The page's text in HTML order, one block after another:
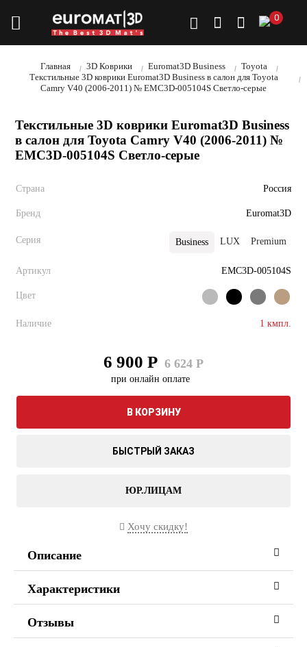
0
Главная 3D Коврики Euromat3D Business
Toyota
Текстильные 3D коврики Euromat3D Business в салон для Toyota
Camry V40 (2006-2011) № EMC3D-005104S Светло-серые
Текстильные 3D коврики Euromat3D Business
в салон для Toyota Camry V40 (2006-2011) №
EMC3D-005104S Светло-серые
Страна Россия
Бренд Euromat3D
Серия Business LUX Premium
Артикул EMC3D-005104S
Цвет
Наличие 1 кмпл.
6 900 Р 6 624 Р
при онлайн оплате
В КОРЗИНУ
БЫСТРЫЙ ЗАКАЗ
ЮР.ЛИЦАМ
Хочу скидку!
Описание
Характеристики
Отзывы